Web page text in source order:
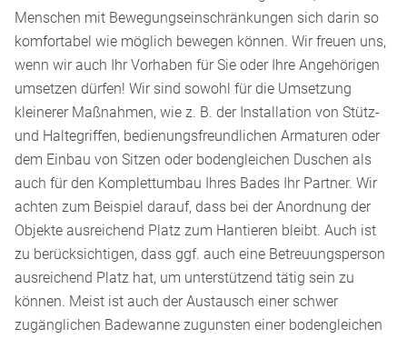
Menschen mit Bewegungseinschränkungen sich darin so
komfortabel wie möglich bewegen können. Wir freuen uns,
wenn wir auch Ihr Vorhaben für Sie oder Ihre Angehörigen
umsetzen dürfen! Wir sind sowohl für die Umsetzung
kleinerer Maßnahmen, wie z. B. der Installation von Stütz-
und Haltegriffen, bedienungsfreundlichen Armaturen oder
dem Einbau von Sitzen oder bodengleichen Duschen als
auch für den Komplettumbau Ihres Bades Ihr Partner. Wir
achten zum Beispiel darauf, dass bei der Anordnung der
Objekte ausreichend Platz zum Hantieren bleibt. Auch ist
zu berücksichtigen, dass ggf. auch eine Betreuungsperson
ausreichend Platz hat, um unterstützend tätig sein zu
können. Meist ist auch der Austausch einer schwer
zugänglichen Badewanne zugunsten einer bodengleichen